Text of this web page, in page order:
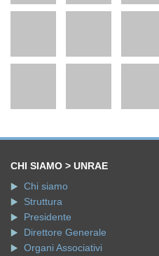
CHI SIAMO > UNRAE
Chi siamo
Struttura
Presidente
Direttore Generale
Organi Associativi